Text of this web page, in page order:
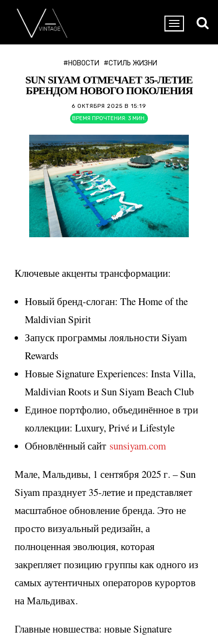
#НОВОСТИ #СТИЛЬ ЖИЗНИ
SUN SIYAM ОТМЕЧАЕТ 35-ЛЕТИЕ
БРЕНДОМ НОВОГО ПОКОЛЕНИЯ
6 ОКТЯБРЯ 2025 В 15:19
ВРЕМЯ ПРОЧТЕНИЯ: 3 МИН.
Ключевые акценты трансформации:
Новый бренд-слоган: The Home of the
Maldivian Spirit
Запуск программы лояльности Siyam
Rewards
Новые Signature Experiences: Insta Villa,
Maldivian Roots и Sun Siyam Beach Club
Единое портфолио, объединённое в три
коллекции: Luxury, Privé и Lifestyle
Обновлённый сайт sunsiyam.com
Мале, Мальдивы, 1 сентября 2025 г. – Sun
Siyam празднует 35-летие и представляет
масштабное обновление бренда. Это не
просто визуальный редизайн, а
полноценная эволюция, которая
закрепляет позицию группы как одного из
самых аутентичных операторов курортов
на Мальдивах.
Главные новшества: новые Signature